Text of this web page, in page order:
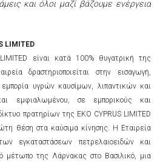
και όλοι μαζί βάζουμε ενέργεια
LIMITED
είναι κατά 100% θυγατρική της
δραστηριοποιείται στην εισαγωγή,
εμπορία υγρών καυσίμων, λιπαντικών και
εμφιαλωμένου, σε εμπορικούς και
πρατηρίων της EKO CYPRUS LIMITED
θέση στα καύσιμα κίνησης. Η Εταιρεία
εγκαταστάσεων πετρελαιοειδών και
μέτωπο της Λάρνακας στο Βασιλικό, μια